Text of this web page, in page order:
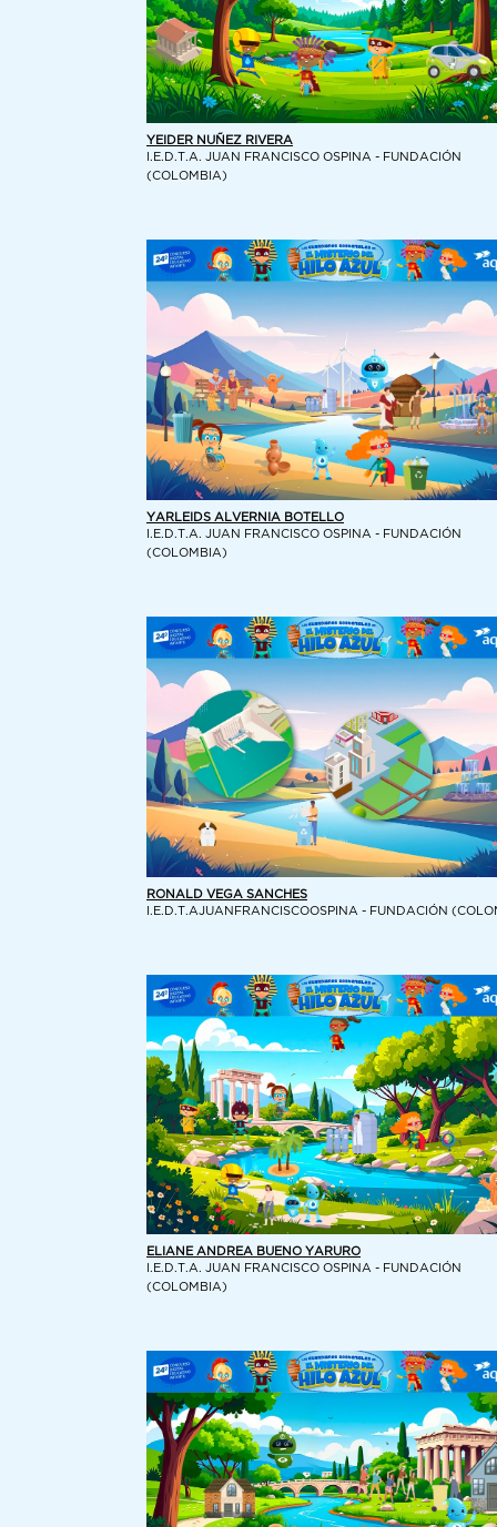
YEIDER NUÑEZ RIVERA
I.E.D.T.A. JUAN FRANCISCO OSPINA - FUNDACIÓN
(COLOMBIA)
YARLEIDS ALVERNIA BOTELLO
I.E.D.T.A. JUAN FRANCISCO OSPINA - FUNDACIÓN
(COLOMBIA)
RONALD VEGA SANCHES
I.E.D.T.AJUANFRANCISCOOSPINA - FUNDACIÓN
ELIANE ANDREA BUENO YARURO
I.E.D.T.A. JUAN FRANCISCO OSPINA - FUNDACIÓN
(COLOMBIA)